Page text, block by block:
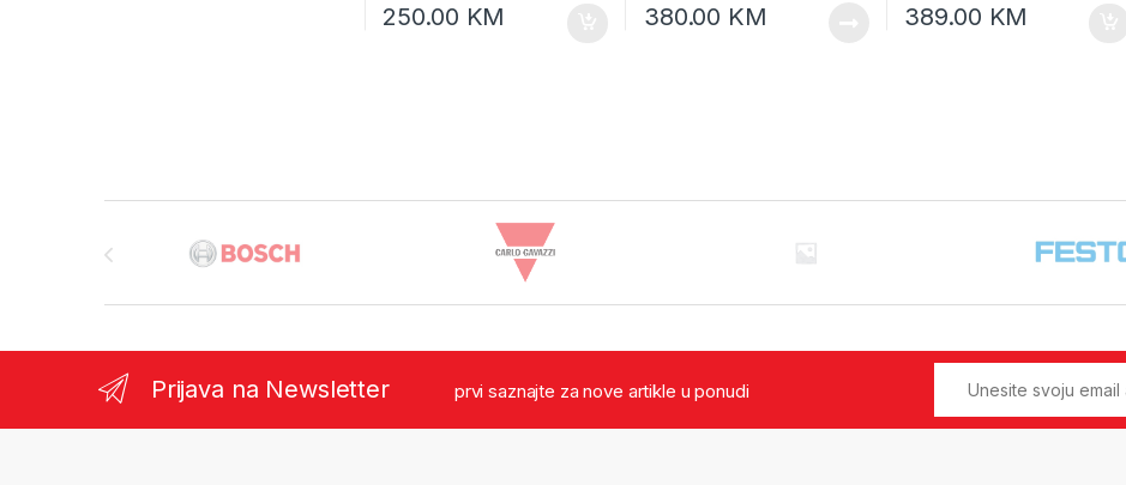
250.00 KM 380.00 KM 389.00 KM
Prijava na Newsletter prvi saznajte za nove artikle u ponudi